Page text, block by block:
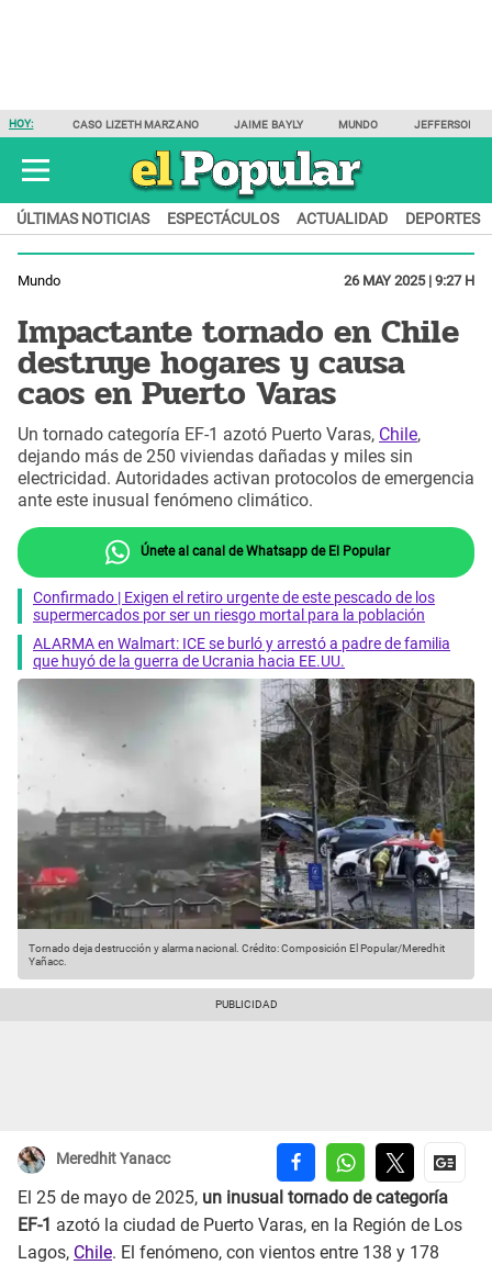
HOY: CASO LIZETH MARZANO JAIME BAYLY MUNDO JEFFERSON
ÚLTIMAS NOTICIAS ESPECTÁCULOS ACTUALIDAD DEPORTES
Mundo 26 MAY 2025 | 9:27 H
Impactante tornado en Chile
destruye hogares y causa
caos en Puerto Varas
Un tornado categoría EF-1 azotó Puerto Varas, Chile,
dejando más de 250 viviendas dañadas y miles sin
electricidad. Autoridades activan protocolos de emergencia
ante este inusual fenómeno climático.
Únete al canal de Whatsapp de El Popular
Confirmado | Exigen el retiro urgente de este pescado de los
supermercados por ser un riesgo mortal para la población
ALARMA en Walmart: ICE se burló y arrestó a padre de familia
que huyó de la guerra de Ucrania hacia EE.UU.
Tornado deja destrucción y alarma nacional. Crédito: Composición El Popular/Meredhit
Yañacc.
Meredhit Yanacc
El 25 de mayo de 2025, un inusual tornado de categoría
EF-1 azotó la ciudad de Puerto Varas, en la Región de Los
Lagos, Chile. El fenómeno, con vientos entre 138 y 178